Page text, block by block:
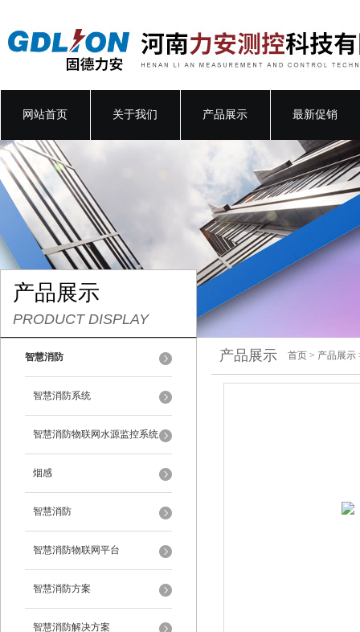
网站首页 关于我们 产品展示 最新促销
产品展示
PRODUCT DISPLAY
智慧消防
智慧消防系统
智慧消防物联网水源监控系统
烟感
智慧消防
智慧消防物联网平台
智慧消防方案
智慧消防解决方案
产品展示 首页 > 产品展示